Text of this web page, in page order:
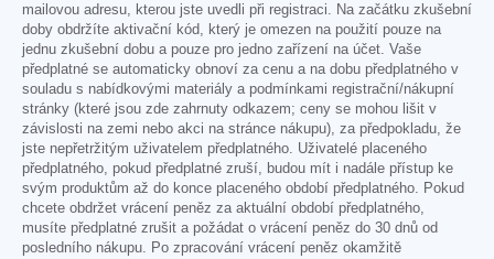
mailovou adresu, kterou jste uvedli při registraci. Na začátku zkušební
doby obdržíte aktivační kód, který je omezen na použití pouze na
jednu zkušební dobu a pouze pro jedno zařízení na účet. Vaše
předplatné se automaticky obnoví za cenu a na dobu předplatného v
souladu s nabídkovými materiály a podmínkami registrační/nákupní
stránky (které jsou zde zahrnuty odkazem; ceny se mohou lišit v
závislosti na zemi nebo akci na stránce nákupu), za předpokladu, že
jste nepřetržitým uživatelem předplatného. Uživatelé placeného
předplatného, pokud předplatné zruší, budou mít i nadále přístup ke
svým produktům až do konce placeného období předplatného. Pokud
chcete obdržet vrácení peněz za aktuální období předplatného,
musíte předplatné zrušit a požádat o vrácení peněz do 30 dnů od
posledního nákupu. Po zpracování vrácení peněz okamžitě